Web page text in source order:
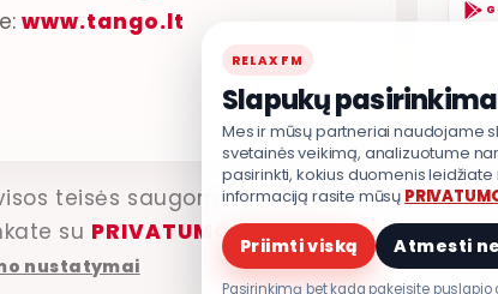
www.tango.lt
teisės saugomos.
su PRIVATUMO POLITIKA.
nustatymai
RELAX FM
Slapukų
Mes ir mūsų partneriai naudojame
svetainės veikimą, analizuotume
pasirinkti, kokius duomenis
informaciją rasite mūsų
Priimti viską Atmesti
Pasirinkimą bet kada pakeisite puslapio